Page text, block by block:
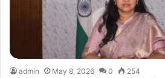
admin May 8, 2026 0 254